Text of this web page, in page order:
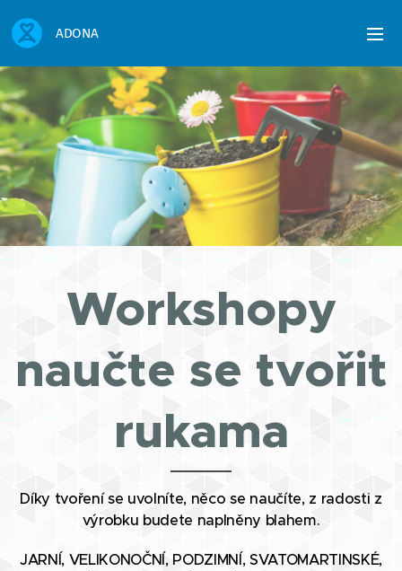
ADONA
Workshopy
naučte se tvořit
rukama
Díky tvoření se uvolníte, něco se naučíte, z radosti z
výrobku budete naplněny blahem.
JARNÍ, VELIKONOČNÍ, PODZIMNÍ, SVATOMARTINSKÉ,